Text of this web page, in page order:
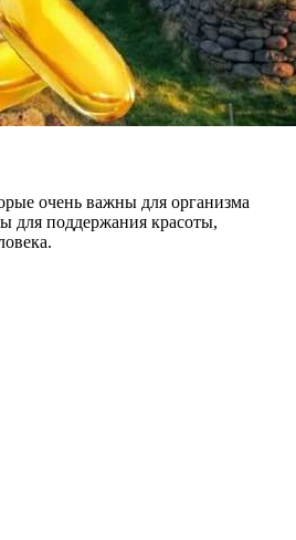
очень важны для организма
для поддержания красоты,